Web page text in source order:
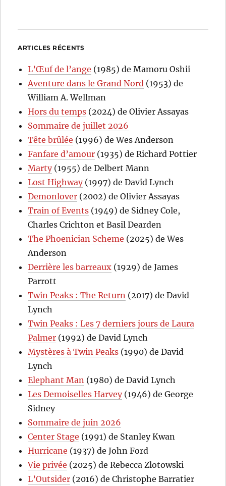
ARTICLES RÉCENTS
L’Œuf de l’ange (1985) de Mamoru Oshii
Aventure dans le Grand Nord (1953) de
William A. Wellman
Hors du temps (2024) de Olivier Assayas
Sommaire de juillet 2026
Tête brûlée (1996) de Wes Anderson
Fanfare d’amour (1935) de Richard Pottier
Marty(1955) de Delbert Mann
Lost Highway(1997) de David Lynch
Demonlover (2002) de Olivier Assayas
Train of Events (1949) de Sidney Cole,
Charles Crichton et Basil Dearden
The Phoenician Scheme (2025) de Wes
Anderson
Derrière les barreaux (1929) de James
Parrott
Twin Peaks : The Return (2017) de David
Lynch
Twin Peaks : Les 7 derniers jours de Laura
Palmer (1992) de David Lynch
Mystères à Twin Peaks (1990) de David
Lynch
Elephant Man (1980) de David Lynch
Les Demoiselles Harvey(1946) de George
Sidney
Sommaire de juin 2026
Center Stage (1991) de Stanley Kwan
Hurricane (1937) de John Ford
Vie privée (2025) de Rebecca Zlotowski
L’Outsider (2016) de Christophe Barratier